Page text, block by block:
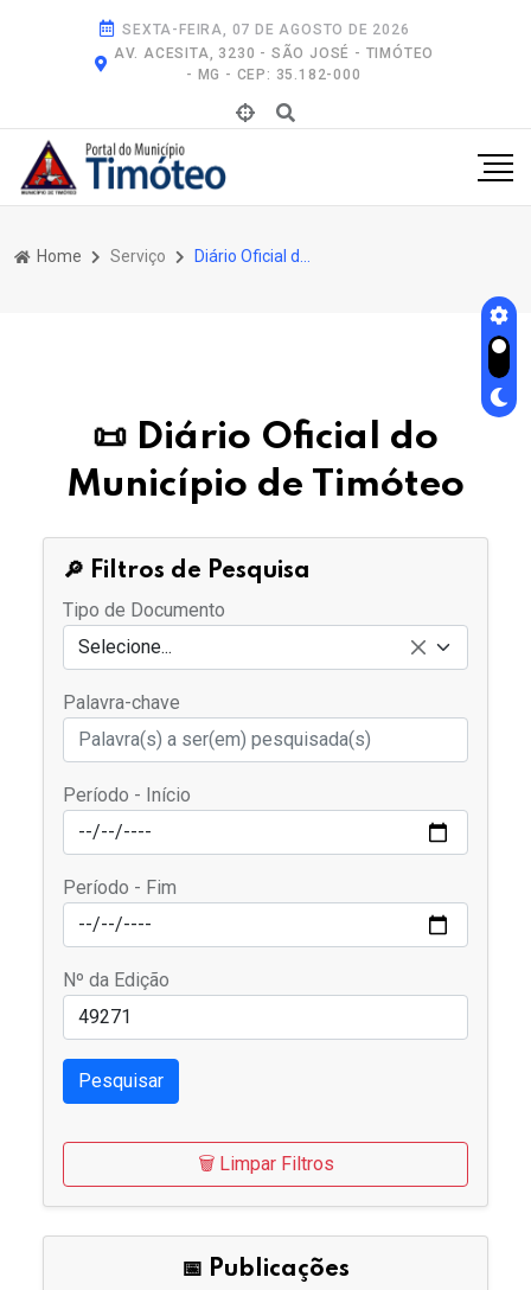
SEXTA-FEIRA, 07 DE AGOSTO DE 2026
AV. ACESITA, 3230 - SÃO JOSÉ - TIMÓTEO
- MG - CEP: 35.182-000
Home Serviço
📜 Diário Oficial do
Município de Timóteo
🔎 Filtros de Pesquisa
Tipo de Documento
Selecione...
Palavra-chave
Período - Início
Período - Fim
Nº da Edição
Pesquisar
🗑️ Limpar Filtros
📅 Publicações